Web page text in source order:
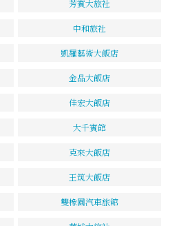
芳賓大旅社
中和旅社
凱羅藝術大飯店
金品大飯店
佳宏大飯店
大千賓館
克來大飯店
王筑大飯店
雙橡園汽車旅館